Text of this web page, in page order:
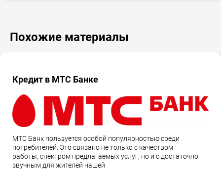
Похожие материалы
Кредит в МТС Банке
МТС Банк пользуется особой популярностью среди
потребителей. Это связано не только с качеством
работы, спектром предлагаемых услуг, но и с достаточно
звучным для жителей нашей